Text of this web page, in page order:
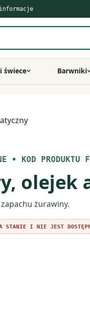
świece Barwniki
• KOD PRODUKTU
olejek
żurawiny.
STANIE I NIE JEST